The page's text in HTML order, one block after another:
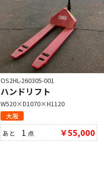
OS2HL-260305-001
ハンドリフト
W520×D1070×H1120
大阪
あと 1 点 ￥55,000